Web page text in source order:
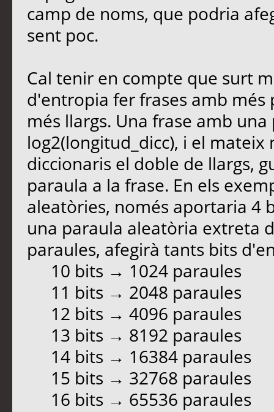
camp de noms, que podria
sent poc.
Cal tenir en compte que surt
d'entropia fer frases amb
més llargs. Una frase amb
log2(longitud_dicc), i el
diccionaris el doble de llargs,
paraula a la frase. En els
aleatòries, només aportaria 4
una paraula aleatòria extreta
paraules, afegirà tants bits
10 bits → 1024 paraules
11 bits → 2048 paraules
12 bits → 4096 paraules
13 bits → 8192 paraules
14 bits → 16384 paraules
15 bits → 32768 paraules
16 bits → 65536 paraules